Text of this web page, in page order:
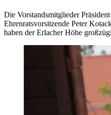
Die Vorstandsmitglieder
Ehrenratsvorsitzende Peter
haben der Erlacher Höhe